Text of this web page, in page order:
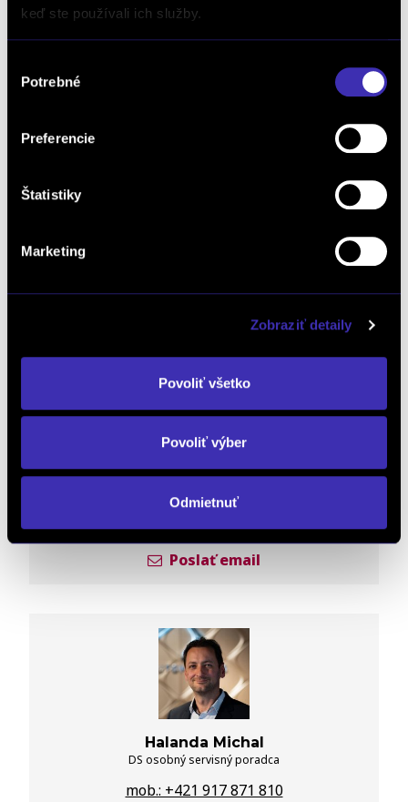
keď ste používali ich služby.
súhlasu
Potrebné
Preferencie
Štatistiky
Marketing
Zobraziť detaily
Povoliť všetko
Povoliť výber
Odmietnuť
Hrošová Veronika
Predajca nových vozidiel
mob.: +421 907 785 036
Poslať email
Halanda Michal
DS osobný servisný poradca
mob.: +421 917 871 810